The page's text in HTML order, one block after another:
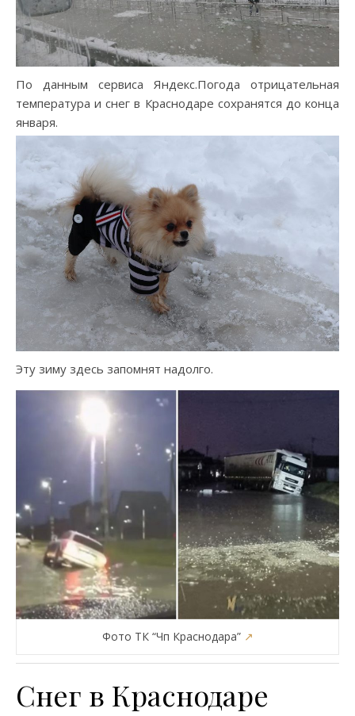
По данным сервиса Яндекс.Погода отрицательная
температура и снег в Краснодаре сохранятся до конца
января.
Эту зиму здесь запомнят надолго.
Фото ТК “Чп Краснодара” ↗
Снег в Краснодаре